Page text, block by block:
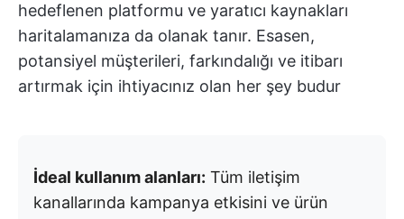
hedeflenen platformu ve yaratıcı kaynakları
haritalamanıza da olanak tanır. Esasen,
potansiyel müşterileri, farkındalığı ve itibarı
artırmak için ihtiyacınız olan her şey budur
İdeal kullanım alanları: Tüm iletişim
kanallarında kampanya etkisini ve ürün